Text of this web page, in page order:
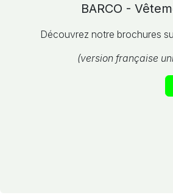
BARCO -
Découvrez notre brochures
(version française